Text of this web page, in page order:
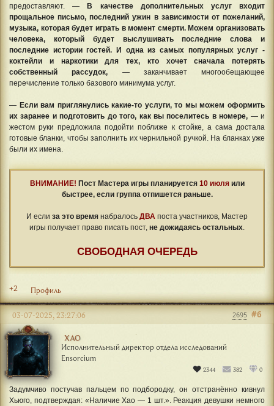
предоставляют. —
В качестве дополнительных услуг входит
прощальное письмо, последний ужин в зависимости от пожеланий,
музыка, которая будет играть в момент смерти. Можем организовать
человека, который будет выслушивать последние слова и
последние истории гостей. И одна из самых популярных услуг -
коктейли и наркотики для тех, кто хочет сначала потерять
собственный рассудок, — заканчивает многообещающее
перечисление только базового минимума услуг.
— Если вам приглянулись какие-то услуги, то мы можем оформить
их заранее и подготовить до того, как вы поселитесь в номере, — и
жестом руки предложила подойти поближе к стойке, а сама достала
готовые бланки, чтобы заполнить их чернильной ручкой. На бланках уже
были их имена.
ВНИМАНИЕ! Пост Мастера игры планируется 10 июляили
быстрее, если группа отпишется раньше.
И если за это время набралось ДВА поста участников, Мастер
игры получает право писать пост, не дожидаясь остальных
СВОБОДНАЯ ОЧЕРЕДЬ
+2 Профиль
ХАО
Исполнительный директор отдела исследований
Ensorcium
2344 382 0
#6
03-07-2025, 23:27:06 2695
Задумчиво постучав пальцем по подбородку, он отстранённо кивнул
Хьюго, подтверждая: «Наличие Хао — 1 шт.». Реакция девушки немного